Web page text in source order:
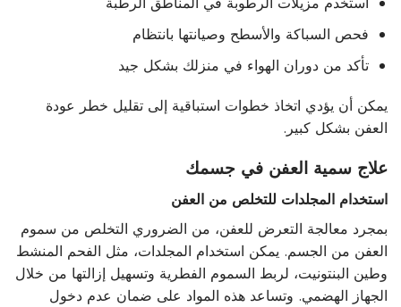
فحص السباكة والأسطح وصيانتها بانتظام
تأكد من دوران الهواء في منزلك بشكل جيد
يمكن أن يؤدي اتخاذ خطوات استباقية إلى تقليل خطر عودة
العفن بشكل كبير.
علاج سمية العفن في جسمك
استخدام المجلدات للتخلص من العفن
بمجرد معالجة التعرض للعفن، من الضروري التخلص من سموم
العفن من الجسم. يمكن استخدام المجلدات، مثل الفحم المنشط
وطين البنتونيت، لربط السموم الفطرية وتسهيل إزالتها من خلال
الجهاز الهضمي. وتساعد هذه المواد على ضمان عدم دخول